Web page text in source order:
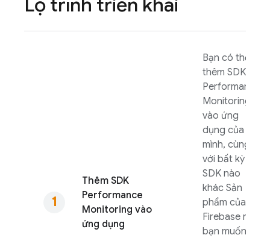
Lộ trình triển khai
Thêm SDK
Performance
Monitoring vào
ứng dụng
Bạn có thể
thêm SDK
Performance
Monitoring
vào ứng
dụng của
mình, cùng
với bất kỳ
SDK nào
khác Sản
phẩm của
Firebase mà
bạn muốn sử